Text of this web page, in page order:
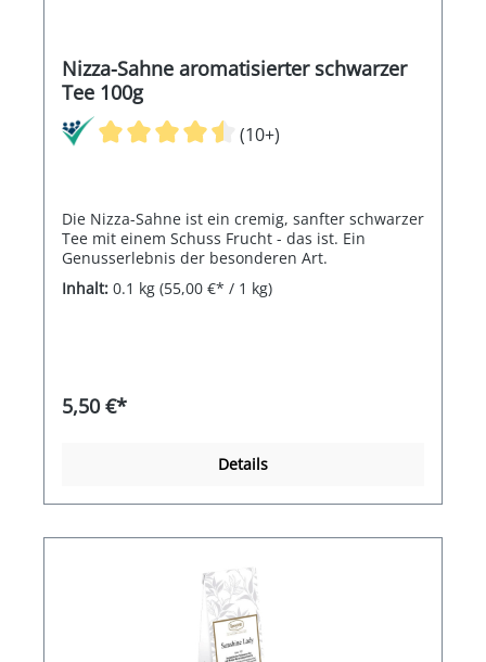
Nizza-Sahne aromatisierter schwarzer
Tee 100g
(10+)
Die Nizza-Sahne ist ein cremig, sanfter schwarzer
Tee mit einem Schuss Frucht - das ist. Ein
Genusserlebnis der besonderen Art.
Inhalt: 0.1 kg (55,00 €* / 1 kg)
5,50 €*
Details